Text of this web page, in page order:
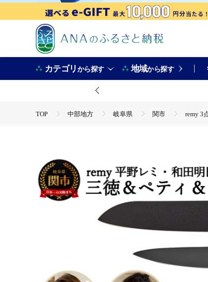
カテゴリから探す 地域から探す
TOP 中部地方 岐阜県 関市 remy 3